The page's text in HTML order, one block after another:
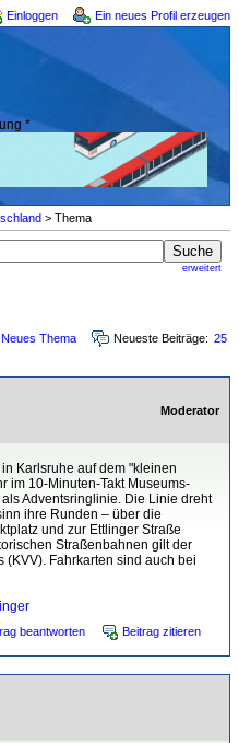
Einloggen Ein neues Profil erzeugen
*
> Thema
erweitert
Neues Thema Neueste Beiträge: 25
Moderator
Karlsruhe auf dem "kleinen
im 10-Minuten-Takt Museums-
Adventsringlinie. Die Linie dreht
ihre Runden – über die
und zur Ettlinger Straße
Straßenbahnen gilt der
(KVV). Fahrkarten sind auch bei
beantworten Beitrag zitieren